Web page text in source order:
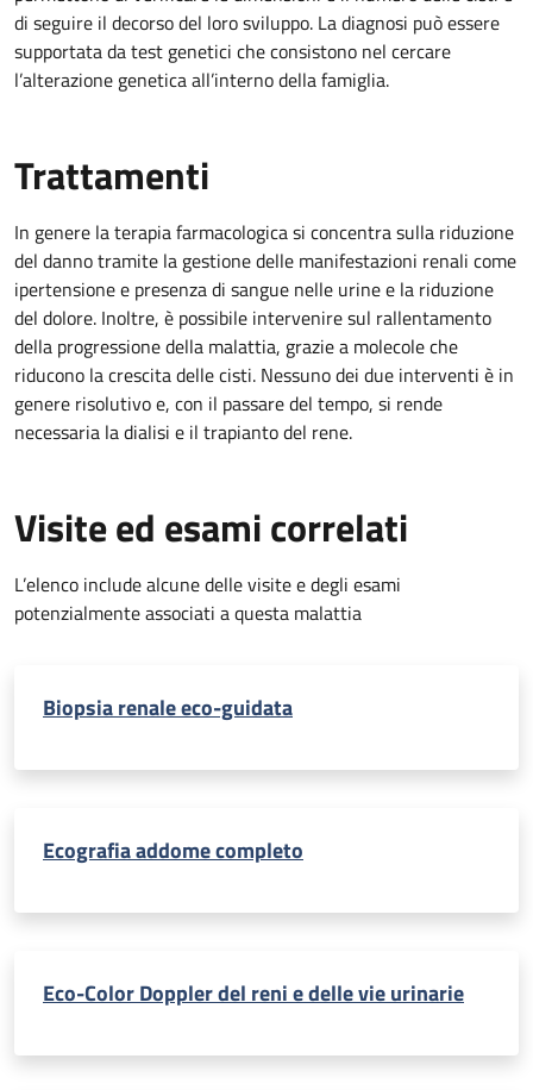
di seguire il decorso del loro sviluppo. La diagnosi può essere
supportata da test genetici che consistono nel cercare
l’alterazione genetica all’interno della famiglia.
Trattamenti
In genere la terapia farmacologica si concentra sulla riduzione
del danno tramite la gestione delle manifestazioni renali come
ipertensione e presenza di sangue nelle urine e la riduzione
del dolore. Inoltre, è possibile intervenire sul rallentamento
della progressione della malattia, grazie a molecole che
riducono la crescita delle cisti. Nessuno dei due interventi è in
genere risolutivo e, con il passare del tempo, si rende
necessaria la dialisi e il trapianto del rene.
Visite ed esami correlati
L’elenco include alcune delle visite e degli esami
potenzialmente associati a questa malattia
Biopsia renale eco-guidata
Ecografia addome completo
Eco-Color Doppler del reni e delle vie urinarie